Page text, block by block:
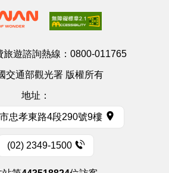
遊諮詢熱線： 0800-011765
交通部觀光署 版權所有
地址：
忠孝東路4段290號9樓
(02) 2349-1500